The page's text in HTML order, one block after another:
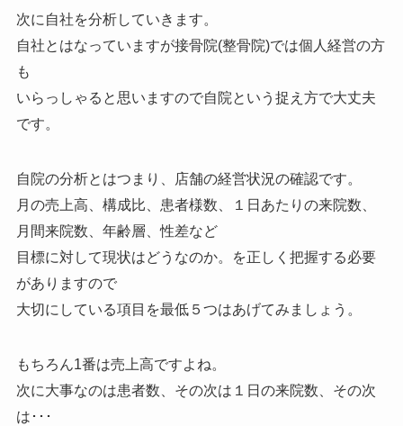
次に自社を分析していきます。
自社とはなっていますが接骨院(整骨院)では個人経営の方
も
いらっしゃると思いますので自院という捉え方で大丈夫
です。
自院の分析とはつまり、店舗の経営状況の確認です。
月の売上高、構成比、患者様数、１日あたりの来院数、
月間来院数、年齢層、性差など
目標に対して現状はどうなのか。を正しく把握する必要
がありますので
大切にしている項目を最低５つはあげてみましょう。
もちろん1番は売上高ですよね。
次に大事なのは患者数、その次は１日の来院数、その次
は･･･